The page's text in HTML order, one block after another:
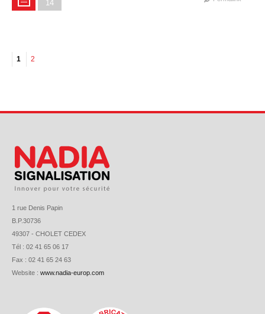
14
1 2
1 rue Denis Papin
B.P.30736
49307 - CHOLET CEDEX
Tél : 02 41 65 06 17
Fax : 02 41 65 24 63
Website : www.nadia-europ.com